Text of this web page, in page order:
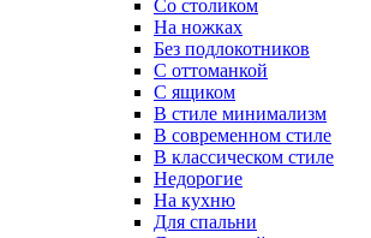
Со столиком
На ножках
Без подлокотников
С оттоманкой
С ящиком
В стиле минимализм
В современном стиле
В классическом стиле
Недорогие
На кухню
Для спальни